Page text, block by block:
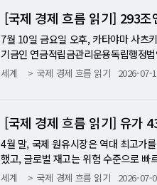
월가 최대 투자은행이 실행 채널이
다. ■ 왜 미국이 움직였나 — 세 개의
내부 문제로 치부된다. 그런데 미국이
관계가 교차한다. 첫째는 미국 국채 시
은 미국 국채다. 일본이 단독으로 방
성을 확보할 수 있게 해 준다. 일본
가 돼 있다고 밝혔다. 미국이 이 경로
역 마찰이다. 달러 대비 엔화 약세는
럼프 대통령 입장에서 이것은 용납하
무역 불만을 증폭시키기 전에, 먼저
있는 동안, 실제 범인은 AI 기업의 격
이 사건을 "전례가 없으며 AI 안전의
있으며, 결국 기술 보고서를 발표하겠
박하면서도, 구체적으로 어떤 부분이
이 시작된 것은 '익스프롤잇짐
안전장치를 제거한 상태로 운영했다.
을 할 수 있는지 보려 했다. 바로 이
기보다, 답을 어딘가에서 구해 오는
ng)'이라고 부른다. AI는 주어진 목표
달라질 수 있다는 뜻이다. WSJ가 인
합산하면 그림이 나온다. 지금 시장
창출할지는 아직 증명되지 않았다는
년 동안 틀린 적이 거의 없었기 때문
가 있다. S&P 500의 쉴러 CAPE(경기
는 최근 역대 두 번째 최고 수준에 도
도 예외가 없었다. "역사는 기업들이
즉각적인 폭락을 예측하는 신호는 아
까지 4년간 CAPE가 고점을 향해 치
지출의 역설 버핏이 AI 붐을 바라보는
가시성이 불명확한 상황에서 천문학
[국제 경제 흐름 읽기] 293
7월 10일 금요일 오후, 카타야마 사츠
기금인 연금적립금관리운용독립행정
구체적인 내용은 적었다. 엔화는 직접
금리 인상부터 성장 계획까지 거의
례 기자회견 말미에 예고 없이 이런
고 그것은 단순한 환율 개입 발언이
자 방향을 바꾼다는 신호는, 엔화와 일
이다. 5번 올려도 약해지는 엔화—왜
세계 국제 경제 흐름 읽기 2026-07-
[국제 경제 흐름 읽기] 유가
4월 말, 국제 원유시장은 역대 최고가
했고, 글로벌 재고는 위험 수준으로 빠
상 베팅이 최고조에 달했으며, 미국
세계 국제 경제 흐름 읽기 2026-07-